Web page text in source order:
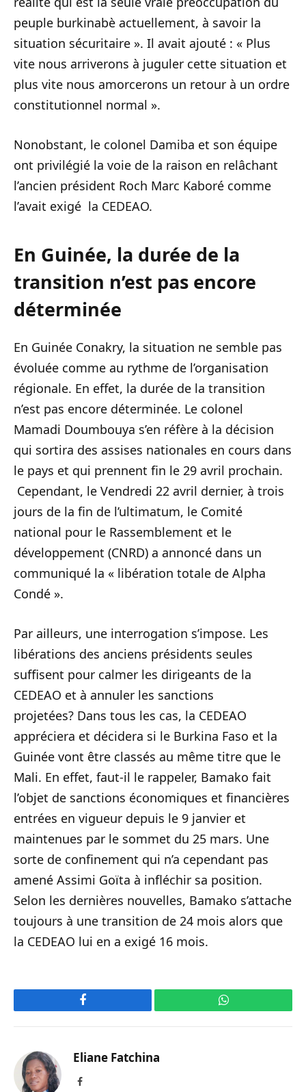
peuple burkinabè actuellement, à savoir la
situation sécuritaire ». Il avait ajouté : « Plus
vite nous arriverons à juguler cette situation et
plus vite nous amorcerons un retour à un ordre
constitutionnel normal ».
Nonobstant, le colonel Damiba et son équipe
ont privilégié la voie de la raison en relâchant
l’ancien président Roch Marc Kaboré comme
l’avait exigé la CEDEAO.
En Guinée, la durée de la
transition n’est pas encore
déterminée
En Guinée Conakry, la situation ne semble pas
évoluée comme au rythme de l’organisation
régionale. En effet, la durée de la transition
n’est pas encore déterminée. Le colonel
Mamadi Doumbouya s’en réfère à la décision
qui sortira des assises nationales en cours dans
le pays et qui prennent fin le 29 avril prochain.
Cependant, le Vendredi 22 avril dernier, à trois
jours de la fin de l’ultimatum, le Comité
national pour le Rassemblement et le
développement (CNRD) a annoncé dans un
communiqué la « libération totale de Alpha
Condé ».
Par ailleurs, une interrogation s’impose. Les
libérations des anciens présidents seules
suffisent pour calmer les dirigeants de la
CEDEAO et à annuler les sanctions
projetées? Dans tous les cas, la CEDEAO
appréciera et décidera si le Burkina Faso et la
Guinée vont être classés au même titre que le
Mali. En effet, faut-il le rappeler, Bamako fait
l’objet de sanctions économiques et financières
entrées en vigueur depuis le 9 janvier et
maintenues par le sommet du 25 mars. Une
sorte de confinement qui n’a cependant pas
amené Assimi Goïta à infléchir sa position.
Selon les dernières nouvelles, Bamako s’attache
toujours à une transition de 24 mois alors que
la CEDEAO lui en a exigé 16 mois.
Facebook WhatsApp
Eliane Fatchina
Facebook